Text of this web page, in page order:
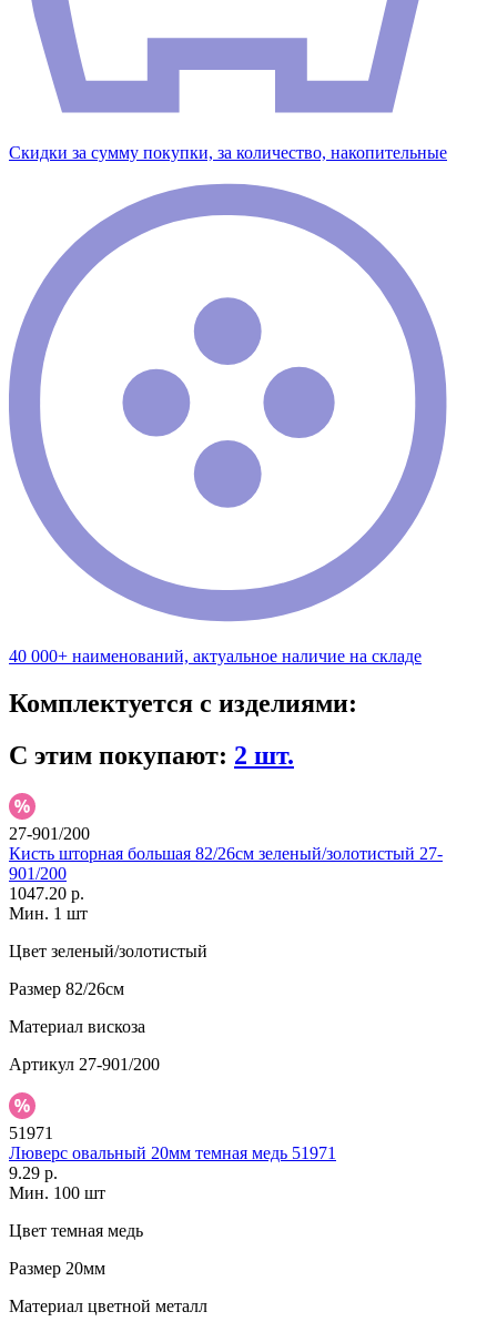
Скидки за сумму покупки, за количество, накопительные
40 000+ наименований, актуальное наличие на складе
Комплектуется с изделиями:
С этим покупают: 2 шт.
27-901/200
Кисть шторная большая 82/26см зеленый/золотистый 27-
901/200
1047.20 р.
Мин. 1 шт
Цвет зеленый/золотистый
Размер 82/26см
Материал вискоза
Артикул 27-901/200
51971
Люверс овальный 20мм темная медь 51971
9.29 р.
Мин. 100 шт
Цвет темная медь
Размер 20мм
Материал цветной металл